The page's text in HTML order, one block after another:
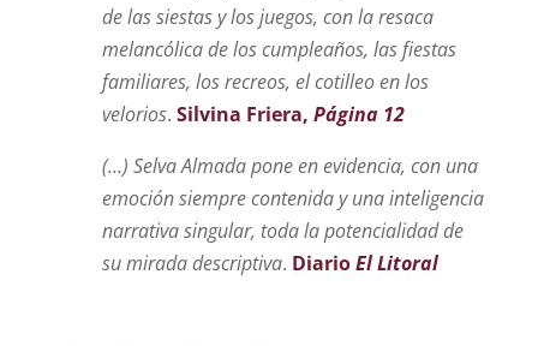
de las siestas y los juegos, con la resaca
melancólica de los cumpleaños, las fiestas
familiares, los recreos, el cotilleo en los
velorios. Silvina Friera, Página 12
(…) Selva Almada pone en evidencia, con una
emoción siempre contenida y una inteligencia
narrativa singular, toda la potencialidad de
su mirada descriptiva. DiarioEl Litoral